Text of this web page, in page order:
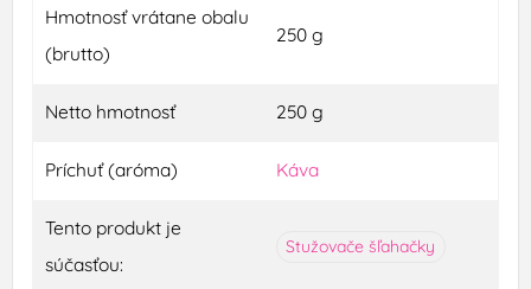
Hmotnosť vrátane obalu
(brutto)
250 g
Netto hmotnosť 250 g
Príchuť (aróma) Káva
Tento produkt je
súčasťou:
Stužovače šľahačky